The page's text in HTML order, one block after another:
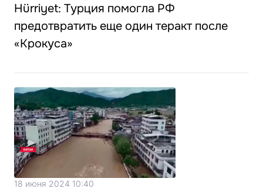
Hürriyet: Турция помогла РФ
предотвратить еще один теракт после
«Крокуса»
18 июня 2024 10:40